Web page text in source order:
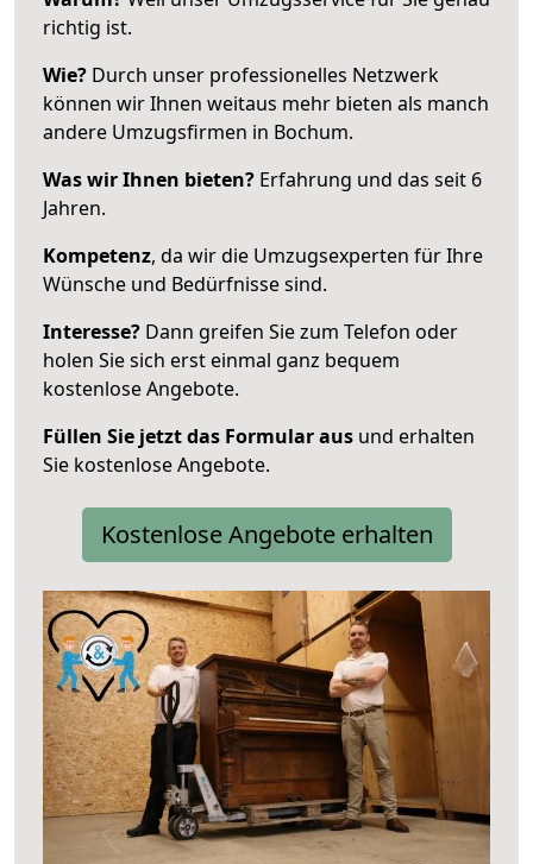
richtig ist.
Wie? Durch unser professionelles Netzwerk
können wir Ihnen weitaus mehr bieten als manch
andere Umzugsfirmen in Bochum.
Was wir Ihnen bieten? Erfahrung und das seit 6
Jahren.
Kompetenz, da wir die Umzugsexperten für Ihre
Wünsche und Bedürfnisse sind.
Interesse? Dann greifen Sie zum Telefon oder
holen Sie sich erst einmal ganz bequem
kostenlose Angebote.
Füllen Sie jetzt das Formular aus und erhalten
Sie kostenlose Angebote.
Kostenlose Angebote erhalten